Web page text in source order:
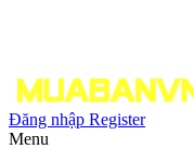
Đăng nhập Register
Menu